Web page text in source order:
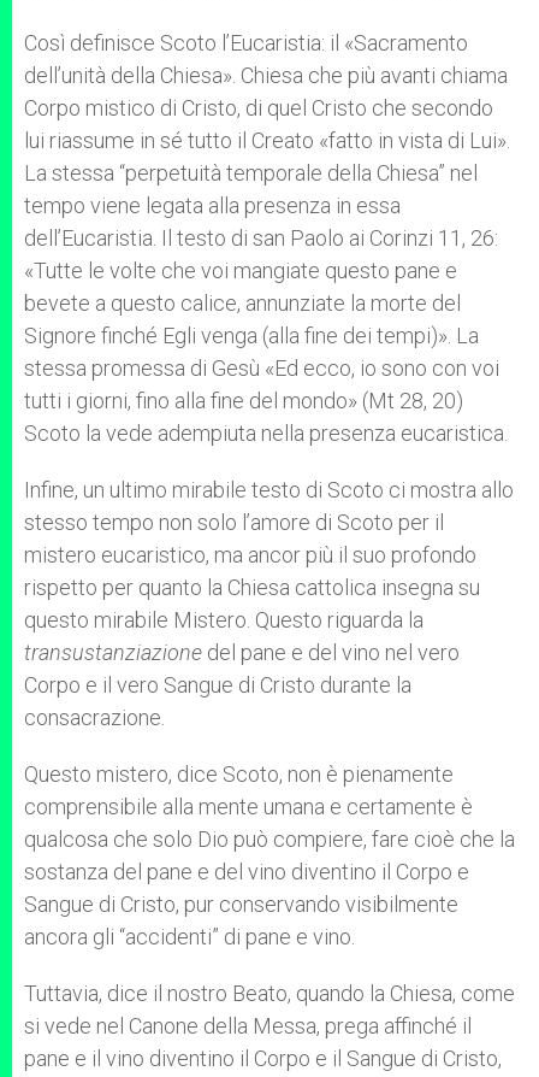
Così definisce Scoto l’Eucaristia: il «Sacramento
dell’unità della Chiesa». Chiesa che più avanti chiama
Corpo mistico di Cristo, di quel Cristo che secondo
lui riassume in sé tutto il Creato «fatto in vista di Lui».
La stessa “perpetuità temporale della Chiesa” nel
tempo viene legata alla presenza in essa
dell’Eucaristia. Il testo di san Paolo ai Corinzi 11, 26:
«Tutte le volte che voi mangiate questo pane e
bevete a questo calice, annunziate la morte del
Signore finché Egli venga (alla fine dei tempi)». La
stessa promessa di Gesù «Ed ecco, io sono con voi
tutti i giorni, fino alla fine del mondo» (Mt 28, 20)
Scoto la vede adempiuta nella presenza eucaristica.
Infine, un ultimo mirabile testo di Scoto ci mostra allo
stesso tempo non solo l’amore di Scoto per il
mistero eucaristico, ma ancor più il suo profondo
rispetto per quanto la Chiesa cattolica insegna su
questo mirabile Mistero. Questo riguarda la
transustanziazione del pane e del vino nel vero
Corpo e il vero Sangue di Cristo durante la
consacrazione.
Questo mistero, dice Scoto, non è pienamente
comprensibile alla mente umana e certamente è
qualcosa che solo Dio può compiere, fare cioè che la
sostanza del pane e del vino diventino il Corpo e
Sangue di Cristo, pur conservando visibilmente
ancora gli “accidenti” di pane e vino.
Tuttavia, dice il nostro Beato, quando la Chiesa, come
si vede nel Canone della Messa, prega affinché il
pane e il vino diventino il Corpo e il Sangue di Cristo,